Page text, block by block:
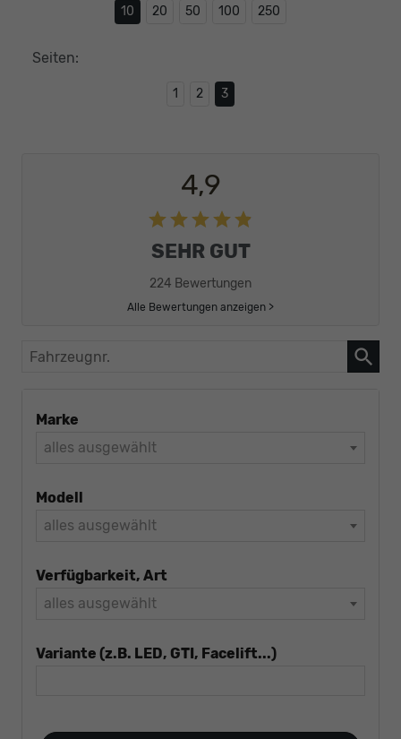
10 20 50 100 250
Seiten:
1 2 3
4,9
SEHR GUT
224 Bewertungen
Alle Bewertungen anzeigen >
Fahrzeugnr.
Marke
alles ausgewählt
Modell
alles ausgewählt
Verfügbarkeit, Art
alles ausgewählt
Variante (z.B. LED, GTI, Facelift...)